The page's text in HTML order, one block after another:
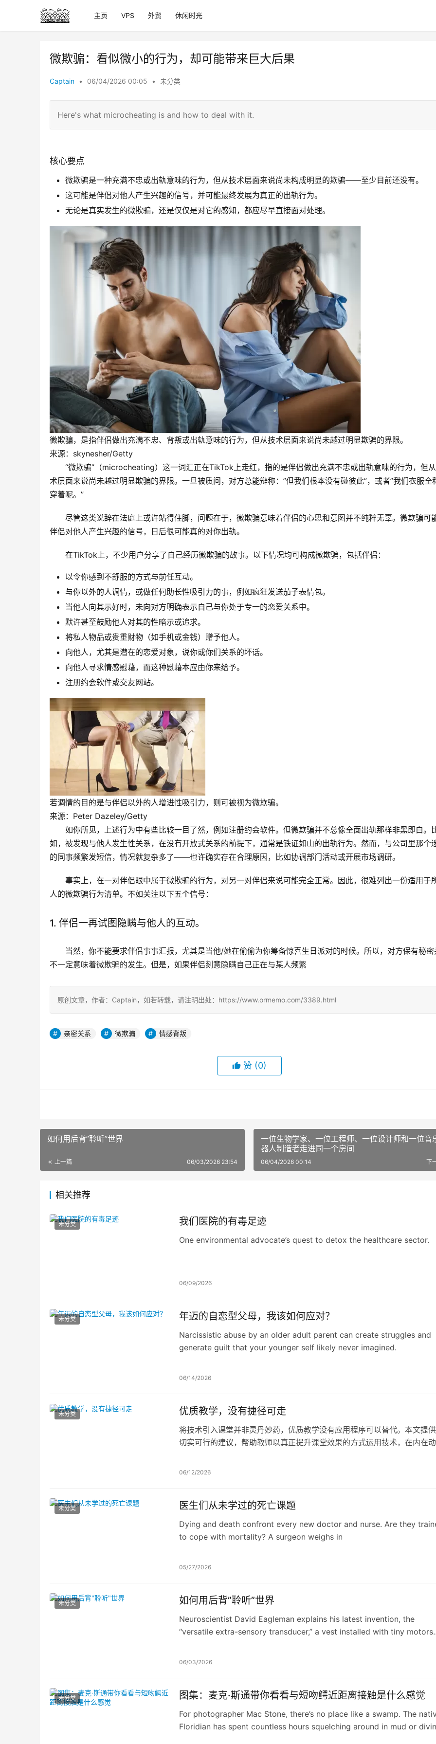
主页 VPS 外贸 休闲时光
微欺骗：看似微小的行为，却可能带来巨大后果
Captain • 06/04/2026 00:05 • 未分类
Here's what microcheating is and how to deal with it.
核心要点
微欺骗是一种充满不忠或出轨意味的行为，但从技术层面来说尚未构成明显的欺骗——至少目前还没有。
这可能是伴侣对他人产生兴趣的信号，并可能最终发展为真正的出轨行为。
无论是真实发生的微欺骗，还是仅仅是对它的感知，都应尽早直接面对处理。
微欺骗，是指伴侣做出充满不忠、背叛或出轨意味的行为，但从技术层面来说尚未越过明显欺骗的界限。
来源：skynesher/Getty
“微欺骗”（microcheating）这一词汇正在TikTok上走红，指的是伴侣做出充满不忠或出轨意味的行为，但
术层面来说尚未越过明显欺骗的界限。一旦被质问，对方总能辩称：”但我们根本没有碰彼此”，或者”我们衣服全
穿着呢。”
尽管这类说辞在法庭上或许站得住脚，问题在于，微欺骗意味着伴侣的心思和意图并不纯粹无辜。微欺骗可
伴侣对他人产生兴趣的信号，日后很可能真的对你出轨。
在TikTok上，不少用户分享了自己经历微欺骗的故事。以下情况均可构成微欺骗，包括伴侣：
以令你感到不舒服的方式与前任互动。
与你以外的人调情，或做任何助长性吸引力的事，例如疯狂发送茄子表情包。
当他人向其示好时，未向对方明确表示自己与你处于专一的恋爱关系中。
默许甚至鼓励他人对其的性暗示或追求。
将私人物品或贵重财物（如手机或金钱）赠予他人。
向他人，尤其是潜在的恋爱对象，说你或你们关系的坏话。
向他人寻求情感慰藉，而这种慰藉本应由你来给予。
注册约会软件或交友网站。
若调情的目的是与伴侣以外的人增进性吸引力，则可被视为微欺骗。
来源：Peter Dazeley/Getty
如你所见，上述行为中有些比较一目了然，例如注册约会软件。但微欺骗并不总像全面出轨那样非黑即白。
如，被发现与他人发生性关系，在没有开放式关系的前提下，通常是铁证如山的出轨行为。然而，与公司里那个
的同事频繁发短信，情况就复杂多了——也许确实存在合理原因，比如协调部门活动或开展市场调研。
事实上，在一对伴侣眼中属于微欺骗的行为，对另一对伴侣来说可能完全正常。因此，很难列出一份适用于
人的微欺骗行为清单。不如关注以下五个信号：
1. 伴侣一再试图隐瞒与他人的互动。
当然，你不能要求伴侣事事汇报，尤其是当他/她在偷偷为你筹备惊喜生日派对的时候。所以，对方保有秘密
不一定意味着微欺骗的发生。但是，如果伴侣刻意隐瞒自己正在与某人频繁
原创文章，作者：Captain，如若转载，请注明出处：https://www.ormemo.com/3389.html
亲密关系 微欺骗 情感背叛
赞 (0)
如何用后背”聆听”世界
上一篇 06/03/2026 23:54
一位生物学家、一位工程师、一位设计师和一位音
器人制造者走进同一个房间
下
06/04/2026 00:14
相关推荐
未分类 我们医院的有毒足迹
One environmental advocate’s quest to detox the healthcare sector.
06/09/2026
未分类 年迈的自恋型父母，我该如何应对？
Narcissistic abuse by an older adult parent can create struggles and
generate guilt that your younger self likely never imagined.
06/14/2026
未分类 优质教学，没有捷径可走
将技术引入课堂并非灵丹妙药，优质教学没有应用程序可以替代。本文提
切实可行的建议，帮助教师以真正提升课堂效果的方式运用技术，在内在
06/12/2026
未分类 医生们从未学过的死亡课题
Dying and death confront every new doctor and nurse. Are they
to cope with mortality? A surgeon weighs in
05/27/2026
未分类 如何用后背”聆听”世界
Neuroscientist David Eagleman explains his latest invention, the
“versatile extra-sensory transducer,” a vest installed with tiny motors
06/03/2026
未分类 图集：麦克·斯通带你看看与短吻鳄近距离接触是什么感觉
For photographer Mac Stone, there’s no place like a swamp. The
Floridian has spent countless hours squelching around in mud or